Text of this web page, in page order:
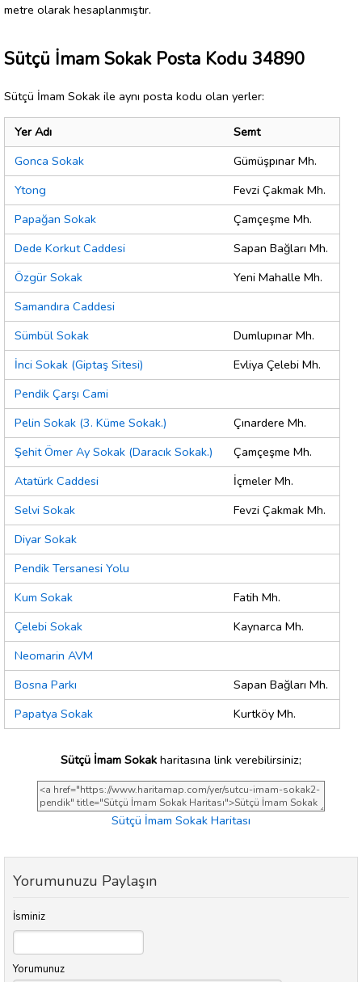
metre olarak hesaplanmıştır.
Sütçü İmam Sokak Posta Kodu 34890
Sütçü İmam Sokak ile aynı posta kodu olan yerler:
Yer Adı
Semt
Gonca Sokak
Gümüşpınar Mh.
Ytong
Fevzi Çakmak Mh.
Papağan Sokak
Çamçeşme Mh.
Dede Korkut Caddesi
Sapan Bağları Mh.
Özgür Sokak
Yeni Mahalle Mh.
Samandıra Caddesi
Sümbül Sokak
Dumlupınar Mh.
İnci Sokak (Giptaş Sitesi)
Evliya Çelebi Mh.
Pendik Çarşı Cami
Pelin Sokak (3. Küme Sokak.)
Çınardere Mh.
Şehit Ömer Ay Sokak (Daracık Sokak.)
Çamçeşme Mh.
Atatürk Caddesi
İçmeler Mh.
Selvi Sokak
Fevzi Çakmak Mh.
Diyar Sokak
Pendik Tersanesi Yolu
Kum Sokak
Fatih Mh.
Çelebi Sokak
Kaynarca Mh.
Neomarin AVM
Bosna Parkı
Sapan Bağları Mh.
Papatya Sokak
Kurtköy Mh.
Sütçü İmam Sokak haritasına link verebilirsiniz;
Sütçü İmam Sokak Haritası
Yorumunuzu Paylaşın
İsminiz
Yorumunuz